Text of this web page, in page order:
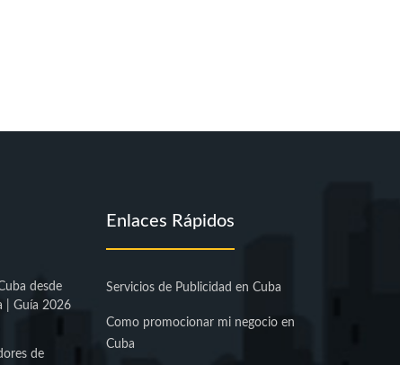
desde
| Guía 2026
de
Enlaces Rápidos
Servicios de Publicidad en Cuba
Como promocionar mi negocio en
Cuba